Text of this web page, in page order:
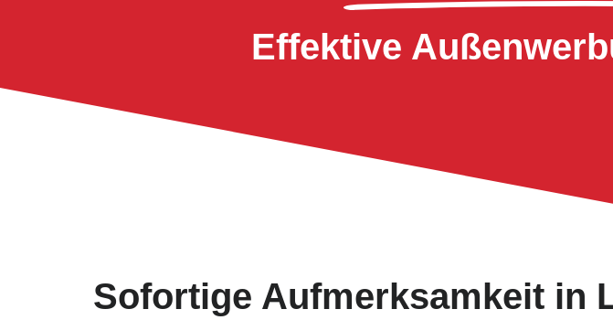
Effektive
Sofortige Aufmerksamkeit in